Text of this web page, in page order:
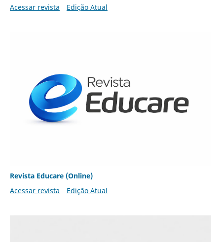
Acessar revista
Edição Atual
Revista Educare (Online)
Acessar revista
Edição Atual